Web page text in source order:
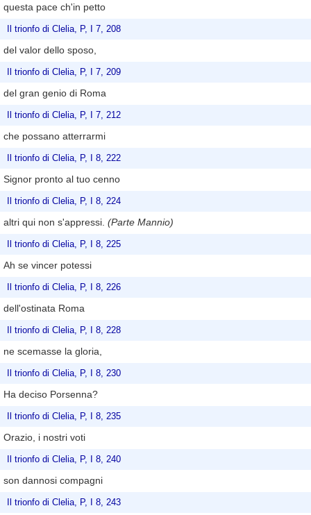
questa pace ch'in petto
Il trionfo di Clelia, P, I 7, 208
del valor dello sposo,
Il trionfo di Clelia, P, I 7, 209
del gran genio di Roma
Il trionfo di Clelia, P, I 7, 212
che possano atterrarmi
Il trionfo di Clelia, P, I 8, 222
Signor pronto al tuo cenno
Il trionfo di Clelia, P, I 8, 224
altri qui non s'appressi. (Parte Mannio)
Il trionfo di Clelia, P, I 8, 225
Ah se vincer potessi
Il trionfo di Clelia, P, I 8, 226
dell'ostinata Roma
Il trionfo di Clelia, P, I 8, 228
ne scemasse la gloria,
Il trionfo di Clelia, P, I 8, 230
Ha deciso Porsenna?
Il trionfo di Clelia, P, I 8, 235
Orazio, i nostri voti
Il trionfo di Clelia, P, I 8, 240
son dannosi compagni
Il trionfo di Clelia, P, I 8, 243